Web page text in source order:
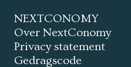
NEXTCONOMY
Over NextConomy
Privacy statement
Gedragscode